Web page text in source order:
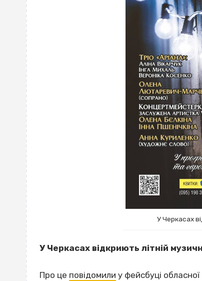
У Черкасах
У Черкасах відкриють літній
Про це повідомили у фейсбуці обласної